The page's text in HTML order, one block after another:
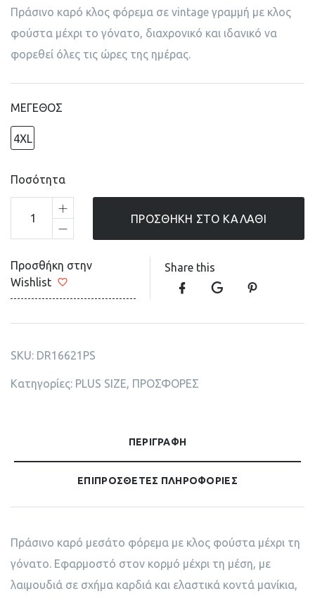
Πράσινο καρό κλος φόρεμα σε vintage γραμμή με κλος
φούστα μέχρι το γόνατο, διαχρονικό και ιδανικό να
φορεθεί όλες τις ώρες της ημέρας.
ΜΕΓΕΘΟΣ
4XL
Ποσότητα
ΠΡΟΣΘΉΚΗ ΣΤΟ ΚΑΛΆΘΙ
Προσθήκη στην
Wishlist
Share this
SKU: DR16621PS
Κατηγορίες: PLUS SIZE, ΠΡΟΣΦΟΡΕΣ
ΠΕΡΙΓΡΑΦΉ
ΕΠΙΠΡΌΣΘΕΤΕΣ ΠΛΗΡΟΦΟΡΊΕΣ
Πράσινο καρό μεσάτο φόρεμα με κλος φούστα μέχρι τη
γόνατο. Εφαρμοστό στον κορμό μέχρι τη μέση, με
λαιμουδιά σε σχήμα καρδιά και ελαστικά κοντά μανίκια,